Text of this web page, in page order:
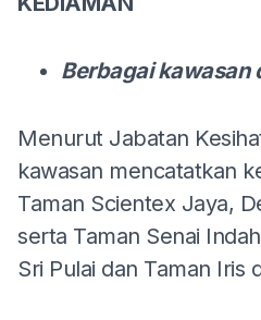
Berbagai kawasan
Menurut Jabatan
kawasan mencatatkan
Taman Scientex Jaya,
serta Taman Senai
Sri Pulai dan Taman Iris